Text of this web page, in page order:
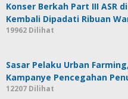
Konser Berkah Part III ASR
Kembali Dipadati Ribuan
19962 Dilihat
Sasar Pelaku Urban
Kampanye Pencegahan
12207 Dilihat